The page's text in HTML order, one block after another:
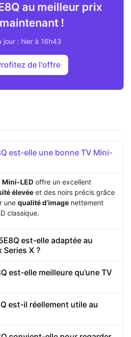
au meilleur prix
!
jour : hier à 16h43
de l'offre
est-elle une bonne TV Mini-
Mini-LED offre un excellent
élevée et des noirs précis grâce
une qualité d’image nettement
classique.
est-elle adaptée au
Series X ?
est-elle meilleure qu’une TV
est-il réellement utile au